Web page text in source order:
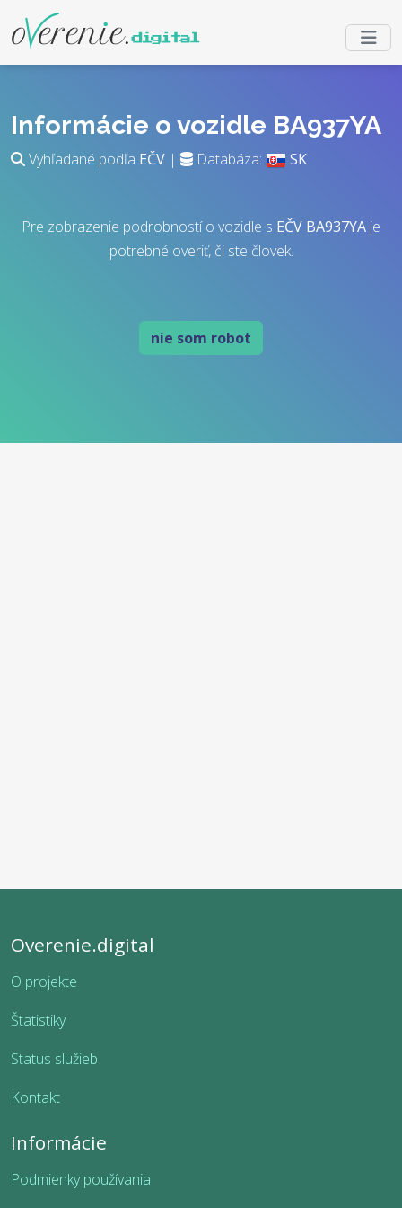
Informácie o vozidle BA937YA
Vyhľadané podľa EČV | Databáza: SK
Pre zobrazenie podrobností o vozidle s EČV BA937YA je
potrebné overiť, či ste človek.
nie som robot
Overenie.digital
O projekte
Štatistiky
Status služieb
Kontakt
Informácie
Podmienky používania